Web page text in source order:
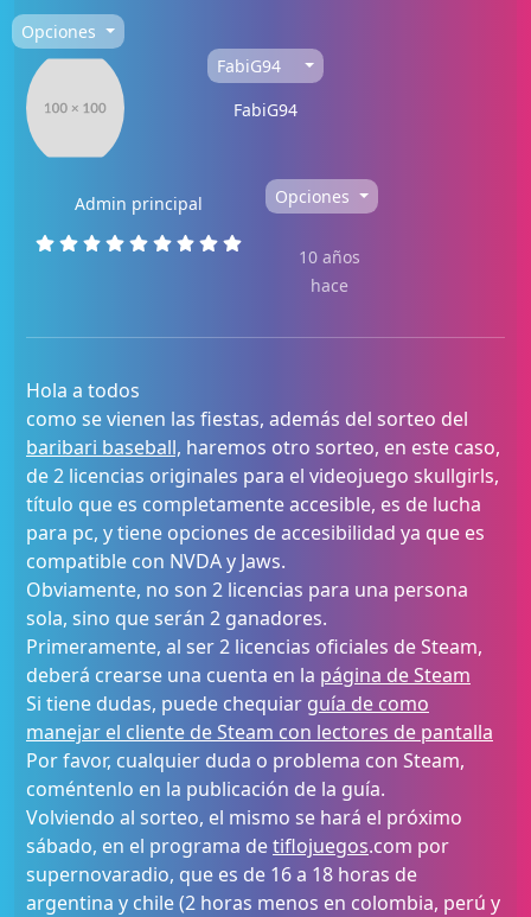
Opciones
FabiG94
FabiG94
Admin principal Opciones
10 años
hace
Hola a todos
como se vienen las fiestas, además del sorteo del
baribari baseball, haremos otro sorteo, en este caso,
de 2 licencias originales para el videojuego skullgirls,
título que es completamente accesible, es de lucha
para pc, y tiene opciones de accesibilidad ya que es
compatible con NVDA y Jaws.
Obviamente, no son 2 licencias para una persona
sola, sino que serán 2 ganadores.
Primeramente, al ser 2 licencias oficiales de Steam,
deberá crearse una cuenta en la página de Steam
Si tiene dudas, puede chequiar guía de como
manejar el cliente de Steam con lectores de pantalla
Por favor, cualquier duda o problema con Steam,
coméntenlo en la publicación de la guía.
Volviendo al sorteo, el mismo se hará el próximo
sábado, en el programa detiflojuegos.com por
supernovaradio, que es de 16 a 18 horas de
argentina y chile (2 horas menos en colombia, perú y